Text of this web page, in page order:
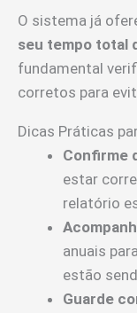
O sistema já
seu tempo total
fundamental
corretos para
Dicas Práticas
Confirme
estar
relatório
anuais
estão
Guarde